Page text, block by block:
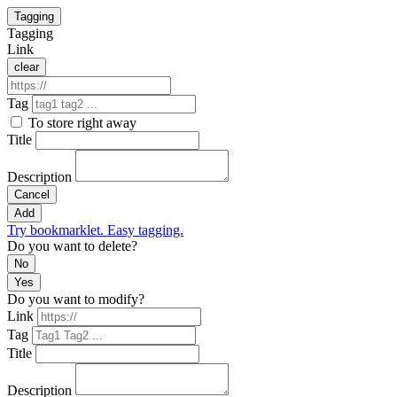
Tagging
Tagging
Link
clear
Tag
To store right away
Title
Description
Cancel
Add
Try bookmarklet. Easy tagging.
Do you want to delete?
No
Yes
Do you want to modify?
Link
Tag
Title
Description